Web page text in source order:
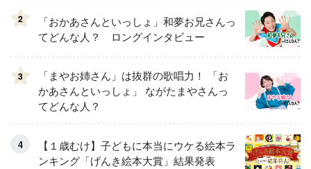
2
「おかあさんといっしょ」和夢お兄さんっ
てどんな人？ ロングインタビュー
3
「まやお姉さん」は抜群の歌唱力！ 「お
かあさんといっしょ」 ながたまやさんっ
てどんな人？
【１歳むけ】子どもに本当にウケる絵本ラ
ンキング「げんき絵本大賞」結果発表